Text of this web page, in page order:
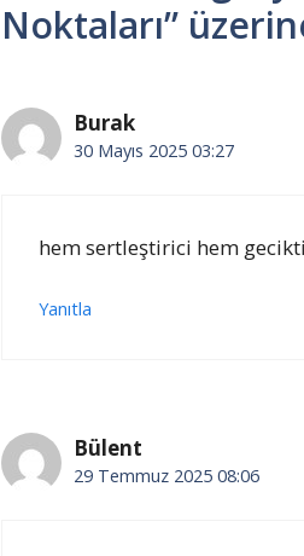
Noktaları”
Burak
30 Mayıs 2025 03:27
hem sertleştirici hem
Yanıtla
Bülent
29 Temmuz 2025 08:06